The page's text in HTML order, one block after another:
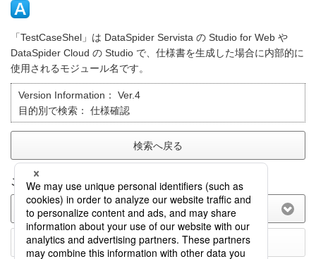
「TestCaseShel」は DataSpider Servista の Studio for Web や
DataSpider Cloud の Studio で、仕様書を生成した場合に内部的に
使用されるモジュール名です。
Version Information：
Ver.4
目的別で検索：
仕様確認
検索へ戻る
このFAQに関してのご意見をお聞かせ下さい。
(選択してください)
送信する